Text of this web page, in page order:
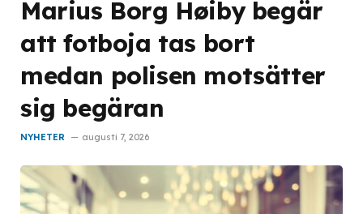
Marius Borg Høiby begär
att fotboja tas bort
medan polisen motsätter
sig begäran
NYHETER augusti 7, 2026